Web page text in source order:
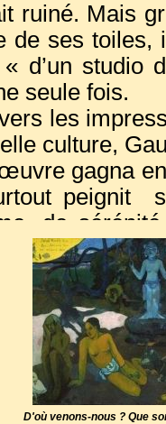
ruiné. Mais
de ses toiles,
d’un studio
seule fois.
les
culture,
gagna
peignit
de
parfois
considérait
venons-nous
après
et
de ses
s’en
D'où venons-nous ? Que